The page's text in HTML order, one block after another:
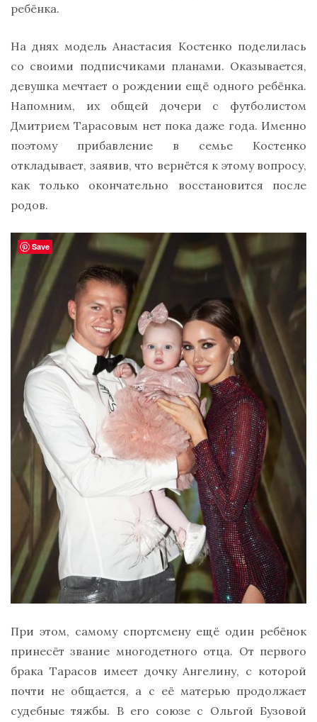
ребёнка.
На днях модель Анастасия Костенко поделилась
со своими подписчиками планами. Оказывается,
девушка мечтает о рождении ещё одного ребёнка.
Напомним, их общей дочери с футболистом
Дмитрием Тарасовым нет пока даже года. Именно
поэтому прибавление в семье Костенко
откладывает, заявив, что вернётся к этому вопросу,
как только окончательно восстановится после
родов.
При этом, самому спортсмену ещё один ребёнок
принесёт звание многодетного отца. От первого
брака Тарасов имеет дочку Ангелину, с которой
почти не общается, а с её матерью продолжает
судебные тяжбы. В его союзе с Ольгой Бузовой
Save